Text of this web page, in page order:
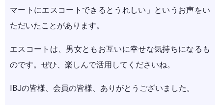
マートにエスコートできるとうれしい」というお声をい
ただいたことがあります。
エスコートは、男女ともお互いに幸せな気持ちになるも
のです。ぜひ、楽しんで活用してくださいね。
IBJの皆様、会員の皆様、ありがとうございました。